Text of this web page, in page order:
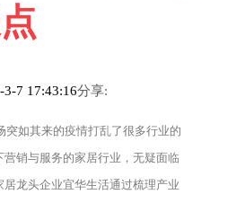
7 17:43:16分享:
突如其来的疫情打乱了很多行业的
销与服务的家居行业，无疑面临
居龙头企业宜华生活通过梳理产业